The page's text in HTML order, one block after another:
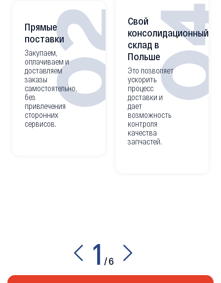
02
Прямые
поставки
Закупаем,
оплачиваем и
доставляем
заказы
самостоятельно,
без
привлечения
сторонних
сервисов.
Свой
консолидационный
склад в
Польше
Это позволяет
ускорить
процесс
доставки и
дает
возможность
контроля
качества
запчастей.
1 /6